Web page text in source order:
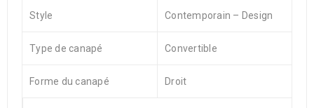
Style Contemporain – Design
Type de canapé Convertible
Forme du canapé Droit